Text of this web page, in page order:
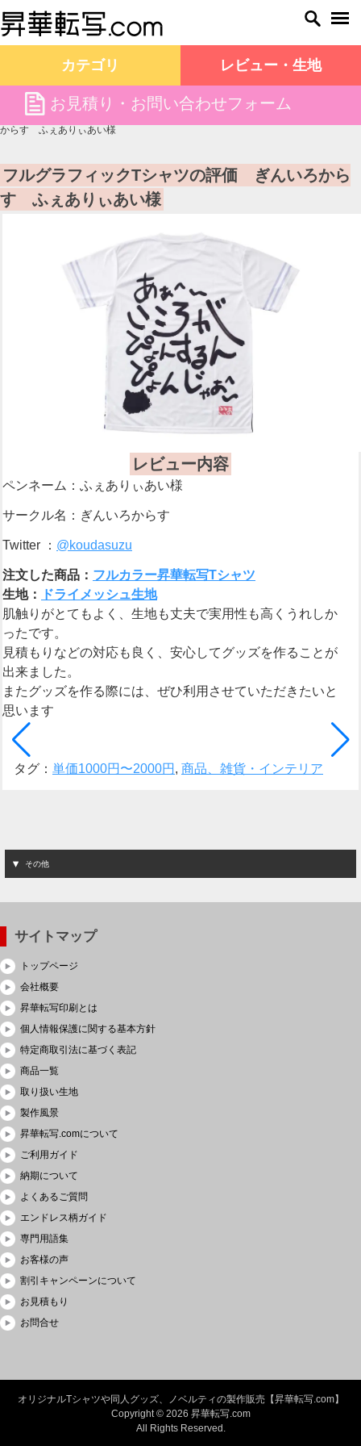
カテゴリ レビュー・生地
file お見積り・お問い合わせフォーム
昇華転写.com TOP お客様の声
フルグラフィックTシャツの評価 ぎんいろ
からす ふぇありぃあい様
フルグラフィックTシャツの評価 ぎんいろから
す ふぇありぃあい様
レビュー内容
ペンネーム：ふぇありぃあい様
サークル名：ぎんいろからす
Twitter ： @koudasuzu
注文した商品： フルカラー昇華転写Tシャツ
生地：
ドライメッシュ生地
肌触りがとてもよく、生地も丈夫で実用性も高くうれしか
ったです。
見積もりなどの対応も良く、安心してグッズを作ることが
出来ました。
またグッズを作る際には、ぜひ利用させていただきたいと
思います
タグ： 単価1000円〜2000円 , 商品、雑貨・インテリア
その他
サイトマップ
トップページ
会社概要
昇華転写印刷とは
個人情報保護に関する基本方針
特定商取引法に基づく表記
商品一覧
取り扱い生地
製作風景
昇華転写.comについて
ご利用ガイド
納期について
よくあるご質問
エンドレス柄ガイド
専門用語集
お客様の声
割引キャンペーンについて
お見積もり
お問合せ
オリジナルTシャツや同人グッズ、ノベルティの製作販売【昇華転写.com】
Copyright © 2026 昇華転写.com
All Rights Reserved.